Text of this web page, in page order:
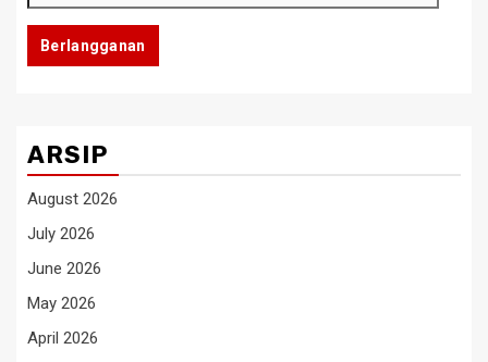
Email
Berlangganan
ARSIP
August 2026
July 2026
June 2026
May 2026
April 2026